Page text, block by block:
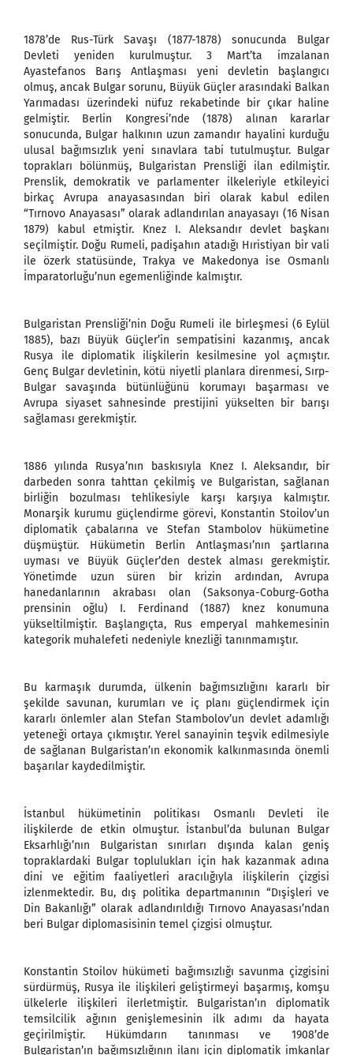
1878’de Rus-Türk Savaşı (1877-1878) sonucunda Bulgar
Devleti yeniden kurulmuştur. 3 Mart’ta imzalanan
Ayastefanos Barış Antlaşması yeni devletin başlangıcı
olmuş, ancak Bulgar sorunu, Büyük Güçler arasındaki Balkan
Yarımadası üzerindeki nüfuz rekabetinde bir çıkar haline
gelmiştir. Berlin Kongresi’nde (1878) alınan kararlar
sonucunda, Bulgar halkının uzun zamandır hayalini kurduğu
ulusal bağımsızlık yeni sınavlara tabi tutulmuştur. Bulgar
toprakları bölünmüş, Bulgaristan Prensliği ilan edilmiştir.
Prenslik, demokratik ve parlamenter ilkeleriyle etkileyici
birkaç Avrupa anayasasından biri olarak kabul edilen
“Tırnovo Anayasası” olarak adlandırılan anayasayı (16 Nisan
1879) kabul etmiştir. Knez I. Aleksandır devlet başkanı
seçilmiştir. Doğu Rumeli, padişahın atadığı Hıristiyan bir vali
ile özerk statüsünde, Trakya ve Makedonya ise Osmanlı
İmparatorluğu’nun egemenliğinde kalmıştır.
Bulgaristan Prensliği’nin Doğu Rumeli ile birleşmesi (6 Eylül
1885), bazı Büyük Güçler’in sempatisini kazanmış, ancak
Rusya ile diplomatik ilişkilerin kesilmesine yol açmıştır.
Genç Bulgar devletinin, kötü niyetli planlara direnmesi, Sırp-
Bulgar savaşında bütünlüğünü korumayı başarması ve
Avrupa siyaset sahnesinde prestijini yükselten bir barışı
sağlaması gerekmiştir.
1886 yılında Rusya’nın baskısıyla Knez I. Aleksandır, bir
darbeden sonra tahttan çekilmiş ve Bulgaristan, sağlanan
birliğin bozulması tehlikesiyle karşı karşıya kalmıştır.
Monarşik kurumu güçlendirme görevi, Konstantin Stoilov’un
diplomatik çabalarına ve Stefan Stambolov hükümetine
düşmüştür. Hükümetin Berlin Antlaşması’nın şartlarına
uyması ve Büyük Güçler’den destek alması gerekmiştir.
Yönetimde uzun süren bir krizin ardından, Avrupa
hanedanlarının akrabası olan (Saksonya-Coburg-Gotha
prensinin oğlu) I. Ferdinand (1887) knez konumuna
yükseltilmiştir. Başlangıçta, Rus emperyal mahkemesinin
kategorik muhalefeti nedeniyle knezliği tanınmamıştır.
Bu karmaşık durumda, ülkenin bağımsızlığını kararlı bir
şekilde savunan, kurumları ve iç planı güçlendirmek için
kararlı önlemler alan Stefan Stambolov’un devlet adamlığı
yeteneği ortaya çıkmıştır. Yerel sanayinin teşvik edilmesiyle
de sağlanan Bulgaristan’ın ekonomik kalkınmasında önemli
başarılar kaydedilmiştir.
İstanbul hükümetinin politikası Osmanlı Devleti ile
ilişkilerde de etkin olmuştur. İstanbul’da bulunan Bulgar
Eksarhlığı’nın Bulgaristan sınırları dışında kalan geniş
topraklardaki Bulgar toplulukları için hak kazanmak adına
dini ve eğitim faaliyetleri aracılığıyla ilişkilerin çizgisi
izlenmektedir. Bu, dış politika departmanının “Dışişleri ve
Din Bakanlığı” olarak adlandırıldığı Tırnovo Anayasası’ndan
beri Bulgar diplomasisinin temel çizgisi olmuştur.
Konstantin Stoilov hükümeti bağımsızlığı savunma çizgisini
sürdürmüş, Rusya ile ilişkileri geliştirmeyi başarmış, komşu
ülkelerle ilişkileri ilerletmiştir. Bulgaristan’ın diplomatik
temsilcilik ağının genişlemesinin ilk adımı da hayata
geçirilmiştir. Hükümdarın tanınması ve 1908’de
Bulgaristan’ın bağımsızlığının ilanı için diplomatik imkanlar